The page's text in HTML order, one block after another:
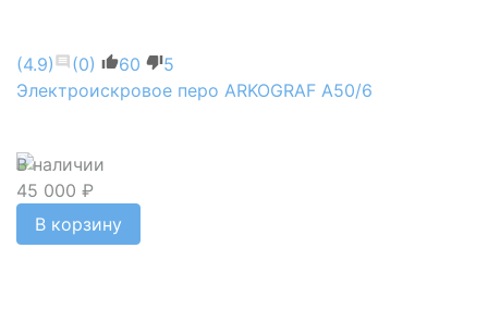
(4.9) (0) 60
5
Электроискровое перо ARKOGRAF А50/6
В наличии
45 000 ₽
В корзину